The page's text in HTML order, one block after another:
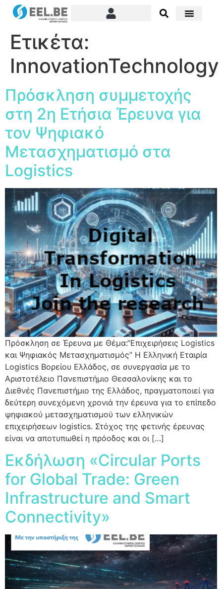
Ετικέτα:
InnovationTechnology
Πρόσκληση συμμετοχής
στη 2η Ετήσια Έρευνα για
τον Ψηφιακό
Μετασχηματισμό στα
Logistics
Πρόσκληση σε Έρευνα με Θέμα:“Επιχειρήσεις Logistics
και Ψηφιακός Μετασχηματισμός” Η Ελληνική Εταιρία
Logistics Βορείου Ελλάδος, σε συνεργασία με το
Αριστοτέλειο Πανεπιστήμιο Θεσσαλονίκης και το
Διεθνές Πανεπιστήμιο της Ελλάδος, πραγματοποιεί για
δεύτερη συνεχόμενη χρονιά την έρευνα για το επίπεδο
ψηφιακού μετασχηματισμού των ελληνικών
επιχειρήσεων logistics. Στόχος της φετινής έρευνας
είναι να αποτυπωθεί η πρόοδος και οι […]
Εκδήλωση «Circular Ports
for Global Trade: Green
Infrastructure and Smart
Connectivity»